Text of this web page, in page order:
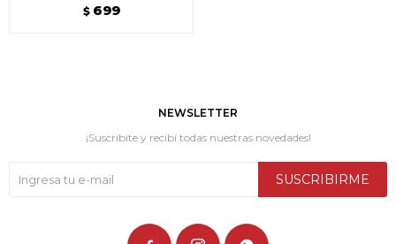
$ 699
NEWSLETTER
¡Suscribite y recibí todas nuestras novedades!
SUSCRIBIRME